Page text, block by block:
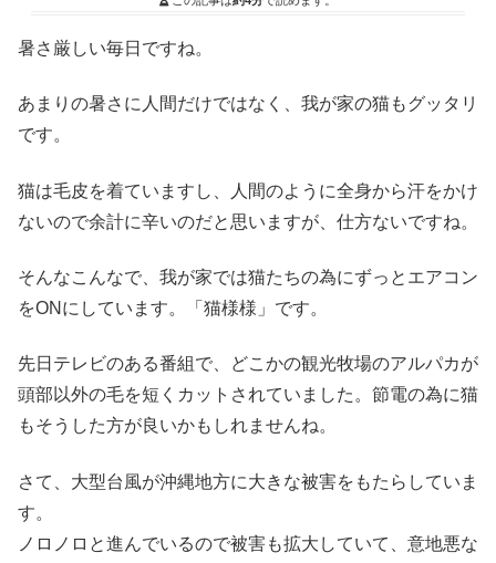
暑さ厳しい毎日ですね。
あまりの暑さに人間だけではなく、我が家の猫もグッタリ
です。
猫は毛皮を着ていますし、人間のように全身から汗をかけ
ないので余計に辛いのだと思いますが、仕方ないですね。
そんなこんなで、我が家では猫たちの為にずっとエアコン
をONにしています。「猫様様」です。
先日テレビのある番組で、どこかの観光牧場のアルパカが
頭部以外の毛を短くカットされていました。節電の為に猫
もそうした方が良いかもしれませんね。
さて、大型台風が沖縄地方に大きな被害をもたらしていま
す。
ノロノロと進んでいるので被害も拡大していて、意地悪な